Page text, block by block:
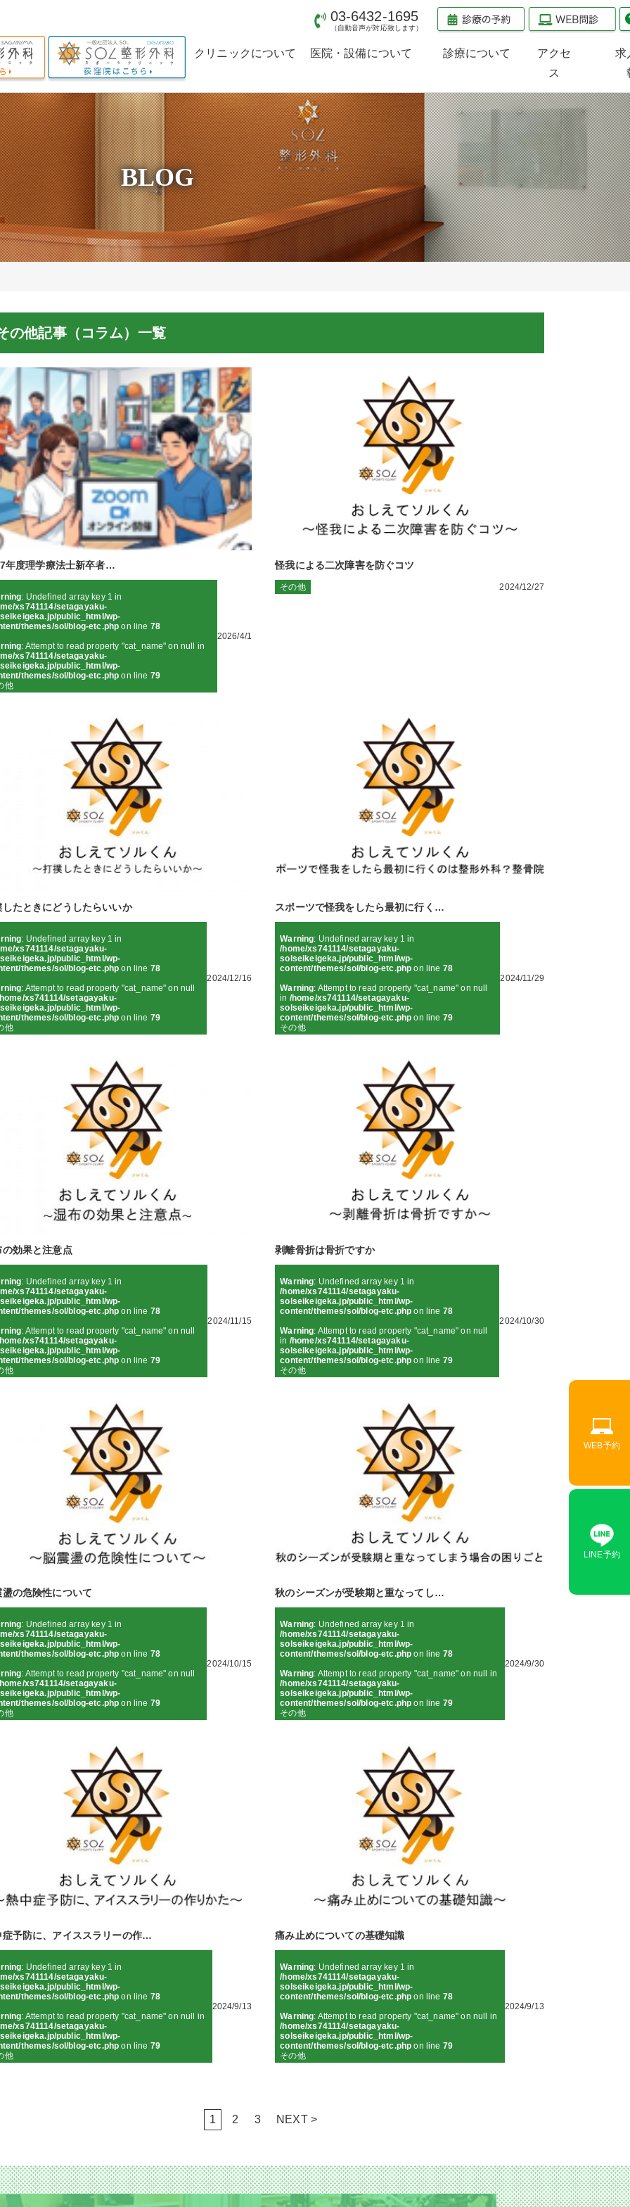
クリニックについて
当院の特長
理事長からのメッセー
ジ
求人情報
医院・設備について
検査治療機器のご案内
診療について
当院の受診方法
整形外科
スポーツ整形外科
スポーツ内科
小児整形外科
脊椎外科
栄養外来
水素療法
アクセ
ス
求
03-6432-1695
（自動音声が対応致します）
BLOG
の他記事（コラム）一覧
年度理学療法士新卒者…
: Undefined array key 1 in
xs741114/setagayaku-
public_html/wp-
themes/sol/blog-etc.php on line 78
: Attempt to read property "cat_name" on null in
xs741114/setagayaku-
public_html/wp-
themes/sol/blog-etc.php on line 79
他
2026/4/1
怪我による二次障害を防ぐコツ
その他 2024/12/27
したときにどうしたらいいか
: Undefined array key 1 in
xs741114/setagayaku-
public_html/wp-
themes/sol/blog-etc.php on line 78
: Attempt to read property "cat_name" on null
xs741114/setagayaku-
public_html/wp-
themes/sol/blog-etc.php on line 79
他
2024/12/16
スポーツで怪我をしたら最初に行く…
Warning: Undefined array key 1 in
/home/xs741114/setagayaku-
solseikeigeka.jp/public_html/wp-
content/themes/sol/blog-etc.php on line 78
Warning: Attempt to read property "cat_name" on null
in /home/xs741114/setagayaku-
solseikeigeka.jp/public_html/wp-
content/themes/sol/blog-etc.php on line 79
その他
2024/11/29
の効果と注意点
: Undefined array key 1 in
xs741114/setagayaku-
public_html/wp-
themes/sol/blog-etc.php on line 78
: Attempt to read property "cat_name" on null
xs741114/setagayaku-
public_html/wp-
themes/sol/blog-etc.php on line 79
他
2024/11/15
剥離骨折は骨折ですか
Warning: Undefined array key 1 in
/home/xs741114/setagayaku-
solseikeigeka.jp/public_html/wp-
content/themes/sol/blog-etc.php on line 78
Warning: Attempt to read property "cat_name" on null
in /home/xs741114/setagayaku-
solseikeigeka.jp/public_html/wp-
content/themes/sol/blog-etc.php on line 79
その他
2024/10/30
盪の危険性について
: Undefined array key 1 in
xs741114/setagayaku-
public_html/wp-
themes/sol/blog-etc.php on line 78
: Attempt to read property "cat_name" on null
xs741114/setagayaku-
public_html/wp-
themes/sol/blog-etc.php on line 79
他
2024/10/15
秋のシーズンが受験期と重なってし…
Warning: Undefined array key 1 in
/home/xs741114/setagayaku-
solseikeigeka.jp/public_html/wp-
content/themes/sol/blog-etc.php on line 78
Warning: Attempt to read property "cat_name" on null in
/home/xs741114/setagayaku-
solseikeigeka.jp/public_html/wp-
content/themes/sol/blog-etc.php on line 79
その他
2024/9/30
症予防に、アイススラリーの作…
: Undefined array key 1 in
xs741114/setagayaku-
public_html/wp-
themes/sol/blog-etc.php on line 78
: Attempt to read property "cat_name" on null in
xs741114/setagayaku-
public_html/wp-
themes/sol/blog-etc.php on line 79
他
2024/9/13
痛み止めについての基礎知識
Warning: Undefined array key 1 in
/home/xs741114/setagayaku-
solseikeigeka.jp/public_html/wp-
content/themes/sol/blog-etc.php on line 78
Warning: Attempt to read property "cat_name" on null in
/home/xs741114/setagayaku-
solseikeigeka.jp/public_html/wp-
content/themes/sol/blog-etc.php on line 79
その他
2024/9/13
1 2 3 NEXT >
WEB予約
LINE予約